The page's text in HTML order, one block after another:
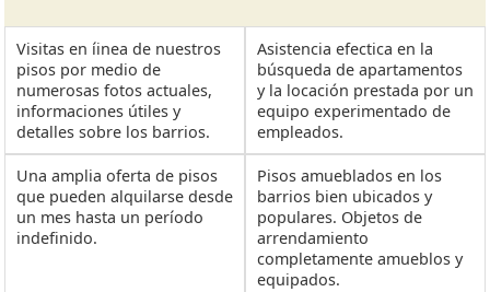
Visitas en íinea de nuestros
pisos por medio de
numerosas fotos actuales,
informaciones útiles y
detalles sobre los barrios.
Asistencia efectica en la
búsqueda de apartamentos
y la locación prestada por un
equipo experimentado de
empleados.
Una amplia oferta de pisos
que pueden alquilarse desde
un mes hasta un período
indefinido.
Pisos amueblados en los
barrios bien ubicados y
populares. Objetos de
arrendamiento
completamente amueblos y
equipados.